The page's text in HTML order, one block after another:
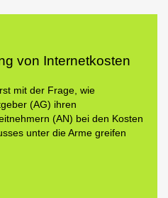
von Internetkosten
mit der Frage, wie
(AG) ihren
(AN) bei den Kosten
unter die Arme greifen